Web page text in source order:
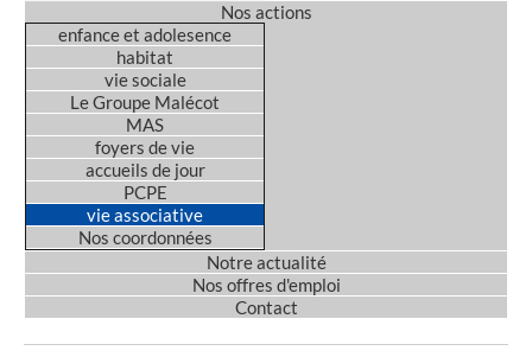
Nos actions
enfance et adolesence
habitat
vie sociale
Le Groupe Malécot
MAS
foyers de vie
accueils de jour
PCPE
vie associative
Nos coordonnées
Notre actualité
Nos offres d'emploi
Contact